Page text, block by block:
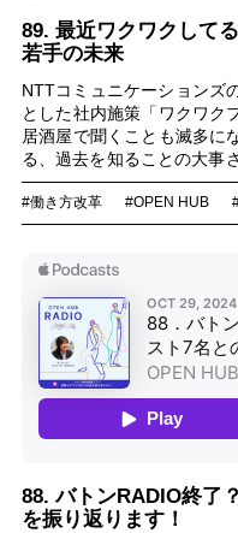
89. 最近ワクワクして
若手の未来
NTTコミュニケーションズ
とした社内施策「ワクワク
居酒屋で聞くことも滅多に
る、過去を知ることの大事
ります。
#働き方改革 #OPEN HUB
88. バトンRADIO終了
を振り返ります！